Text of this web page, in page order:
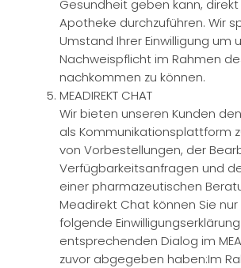
Gesundheit geben kann,
Apotheke durchzuführen. Wir
Umstand Ihrer Einwilligung um
Nachweispflicht im Rahmen
nachkommen zu können.
MEADIREKT CHAT
Wir bieten unseren Kunden den
als Kommunikationsplattform
von Vorbestellungen, der
Verfügbarkeitsanfragen und
einer pharmazeutischen
Meadirekt Chat können Sie
folgende
entsprechenden Dialog im
zuvor abgegeben haben:Im